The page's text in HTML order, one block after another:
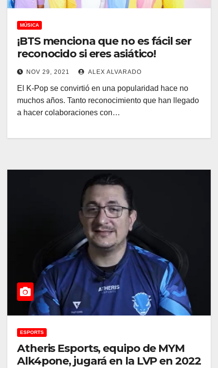
MÚSICA
¡BTS menciona que no es fácil ser
reconocido si eres asiático!
NOV 29, 2021 ALEX ALVARADO
El K-Pop se convirtió en una popularidad hace no
muchos años. Tanto reconocimiento que han llegado
a hacer colaboraciones con…
ESPORTS
Atheris Esports, equipo de MYM
Alk4pone, jugará en la LVP en 2022